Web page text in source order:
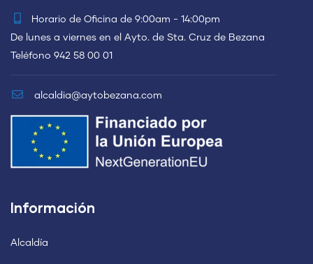
Horario de Oficina de 9:00am - 14:00pm
De lunes a viernes en el Ayto. de Sta. Cruz de Bezana
Teléfono 942 58 00 01
alcaldia@aytobezana.com
Información
Alcaldía